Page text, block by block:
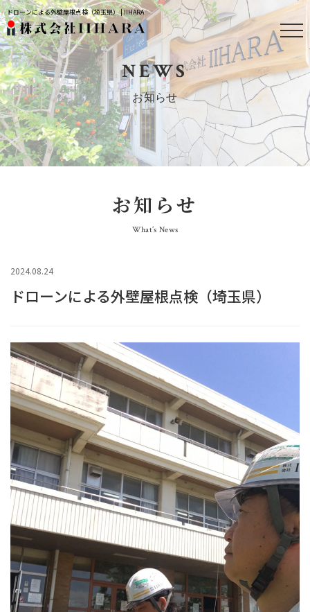
ドローンによる外壁屋根点検（埼玉県） | IIHARA
NEWS
お知らせ
お知らせ
What’s News
2024.08.24
ドローンによる外壁屋根点検（埼玉県）